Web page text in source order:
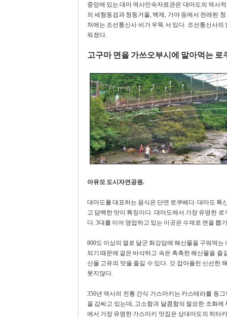
중앙에 있는 대마 역사민속자료관은 대마도의 역사
의 세형동검과 청동거울, 백제, 가야 등에서 전래된
처에는 조선통신사 비가 우뚝 서 있다. 조선통신사
워졌다.
고구마 면을 가쓰오부시에 말아먹는 로
아유모 도시자연공원.
대마도를 대표하는 음식은 단연 로쿠베다. 대마도 특
고 담백한 맛이 특징이다. 대마도에서 가장 유명한
다. 3대를 이어 영업하고 있는 이곳은 수제로 면을 뽑
800도 이상의 열로 달군 화강암에 해산물을 구워먹
되기 때문에 겉은 바삭하고 속은 촉촉한 해산물을 즐
산물 고유의 맛을 즐길 수 있다. 갓 잡아올린 신선한
못지않다.
350년 역사의 전통 간식 가스마키는 카스테라를 동
을 감싸고 있는데, 고소함과 달콤함의 절묘한 조화
에서 가장 유명한 가스마키 맛집은 상대마도의 히타